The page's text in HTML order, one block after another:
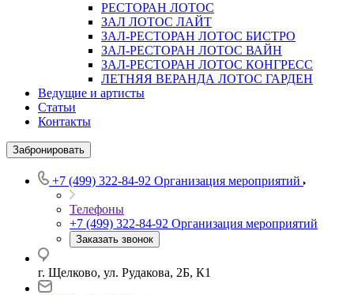
РЕСТОРАН ЛОТОС
ЗАЛ ЛОТОС ЛАЙТ
ЗАЛ-РЕСТОРАН ЛОТОС БИСТРО
ЗАЛ-РЕСТОРАН ЛОТОС ВАЙН
ЗАЛ-РЕСТОРАН ЛОТОС КОНГРЕСС
ЛЕТНЯЯ ВЕРАНДА ЛОТОС ГАРДЕН
Ведущие и артисты
Статьи
Контакты
Забронировать
+7 (499) 322-84-92 Организация мероприятий
Телефоны
+7 (499) 322-84-92 Организация мероприятий
Заказать звонок
г. Щелково, ул. Рудакова, 2Б, К1